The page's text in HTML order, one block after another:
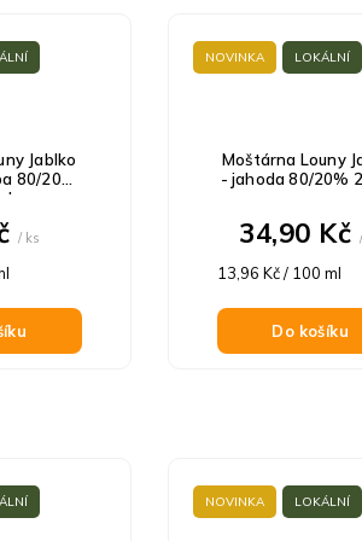
Jablko
80/20%
/ ks
NOVINKA LOKÁLNÍ
Moštárna Louny
- jahoda 80/20%
34,90 Kč
Měrná
13,96 Kč / 100 ml
Do košíku
NOVINKA LOKÁLNÍ